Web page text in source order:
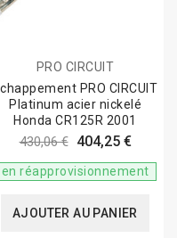
PRO CIRCUIT
PRO CIRCUIT
Platinum acier nickelé
Honda CR125R 2001
430,06 € 404,25 €
en réapprovisionnement
AJOUTER AU PANIER